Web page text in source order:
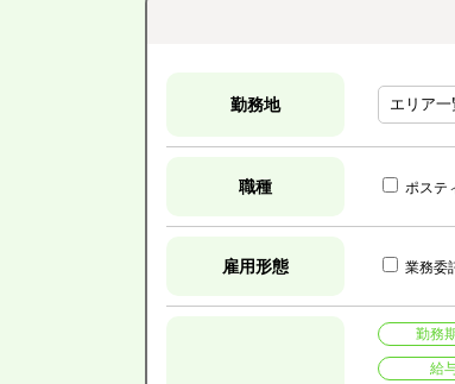
勤務地
職種 ポステ
雇用形態 業務委
勤務
給